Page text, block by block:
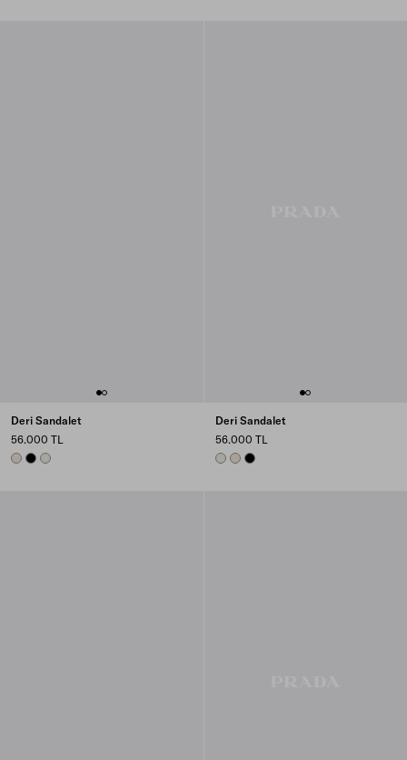
Deri Sandalet
56.000 TL
NATURAL
BLACKCHALK WHITE
Deri Sandalet
56.000 TL
CHALK WHITE
NATURAL
BLACK